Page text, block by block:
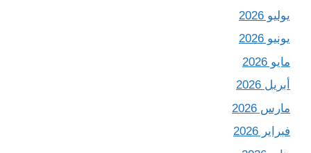
يوليو 2026
يونيو 2026
مايو 2026
أبريل 2026
مارس 2026
فبراير 2026